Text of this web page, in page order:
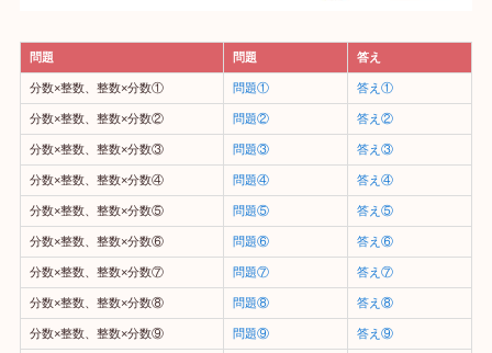
問題 問題 答え
分数×整数、整数×分数① 問題① 答え①
分数×整数、整数×分数② 問題② 答え②
分数×整数、整数×分数③ 問題③ 答え③
分数×整数、整数×分数④ 問題④ 答え④
分数×整数、整数×分数⑤ 問題⑤ 答え⑤
分数×整数、整数×分数⑥ 問題⑥ 答え⑥
分数×整数、整数×分数⑦ 問題⑦ 答え⑦
分数×整数、整数×分数⑧ 問題⑧ 答え⑧
分数×整数、整数×分数⑨ 問題⑨ 答え⑨